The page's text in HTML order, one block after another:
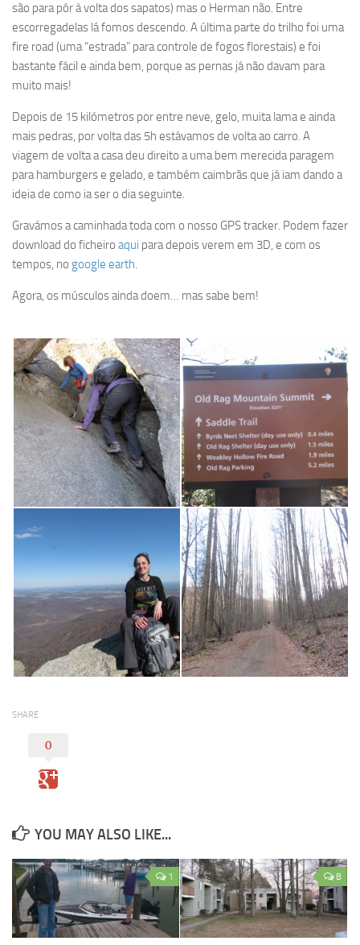
são para pôr à volta dos sapatos) mas o Herman não. Entre
escorregadelas lá fomos descendo. A última parte do trilho foi uma
fire road (uma “estrada” para controle de fogos florestais) e foi
bastante fácil e ainda bem, porque as pernas já não davam para
muito mais!
Depois de 15 kilómetros por entre neve, gelo, muita lama e ainda
mais pedras, por volta das 5h estávamos de volta ao carro. A
viagem de volta a casa deu direito a uma bem merecida paragem
para hamburgers e gelado, e também caimbrãs que já iam dando a
ideia de como ia ser o dia seguinte.
Gravámos a caminhada toda com o nosso GPS tracker. Podem fazer
download do ficheiro aqui para depois verem em 3D, e com os
tempos, no google earth.
Agora, os músculos ainda doem… mas sabe bem!
SHARE
0
YOU MAY ALSO LIKE...
1 8